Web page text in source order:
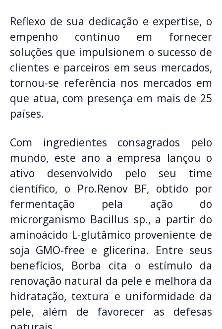
Reflexo de sua dedicação e expertise, o
empenho contínuo em fornecer
soluções que impulsionem o sucesso de
clientes e parceiros em seus mercados,
tornou-se referência nos mercados em
que atua, com presença em mais de 25
países.
Com ingredientes consagrados pelo
mundo, este ano a empresa lançou o
ativo desenvolvido pelo seu time
científico, o Pro.Renov BF, obtido por
fermentação pela ação do
microrganismo Bacillus sp., a partir do
aminoácido L-glutâmico proveniente de
soja GMO-free e glicerina. Entre seus
benefícios, Borba cita o estímulo da
renovação natural da pele e melhora da
hidratação, textura e uniformidade da
pele, além de favorecer as defesas